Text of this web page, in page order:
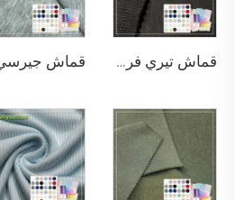
قماش تيري فرنسي ثقيل الوزن من الخيزران والقطن والسباندكس، عضوي وصديق للبيئة ومضاد للأشعة فوق البنفسجية، مناسب للسترات ذات القلنسوة